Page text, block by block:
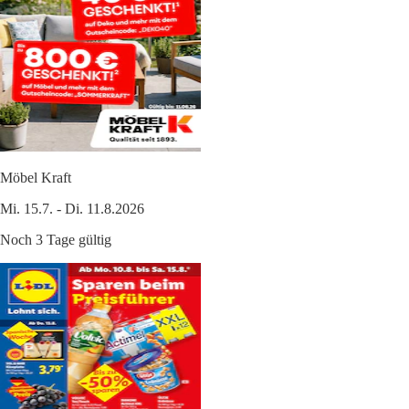
Möbel Kraft
Mi. 15.7. - Di. 11.8.2026
Noch 3 Tage gültig